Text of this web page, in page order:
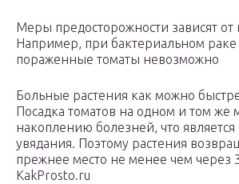
Меры предосторожности зависят
Например, при бактериальном раке
пораженные томаты невозможно
Больные растения как можно
Посадка томатов на одном и том же
накоплению болезней, что
увядания. Поэтому растения
прежнее место не менее чем через
KakProsto.ru